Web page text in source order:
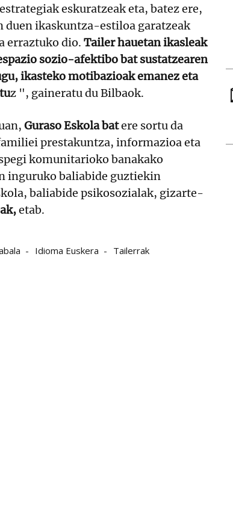
eskuratzeak eta, batez ere,
duen ikaskuntza-estiloa garatzeak
erraztuko dio. Tailer hauetan ikasleak
sozio-afektibo bat sustatzearen
ikasteko motibazioak emanez eta
z ", gaineratu du Bilbaok.
Guraso Eskola batere sortu da
prestakuntza, informazioa eta
komunitarioko banakako
inguruko baliabide guztiekin
baliabide psikosozialak, gizarte-
etab.
Idioma Euskera Tailerrak